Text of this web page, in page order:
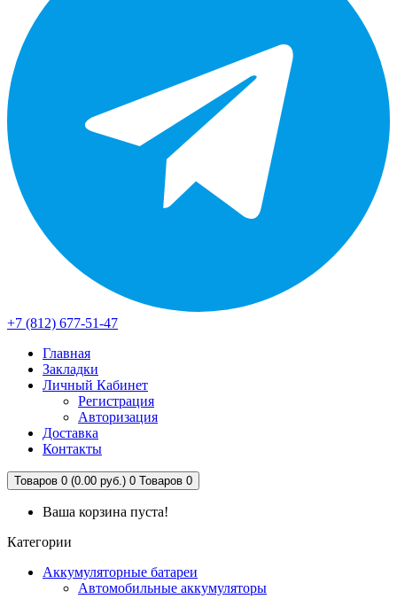
+7 (812) 677-51-47
Главная
Закладки
Личный Кабинет
Регистрация
Авторизация
Доставка
Контакты
Товаров 0 (0.00 руб.) 0 Товаров 0
Ваша корзина пуста!
Категории
Аккумуляторные батареи
Автомобильные аккумуляторы